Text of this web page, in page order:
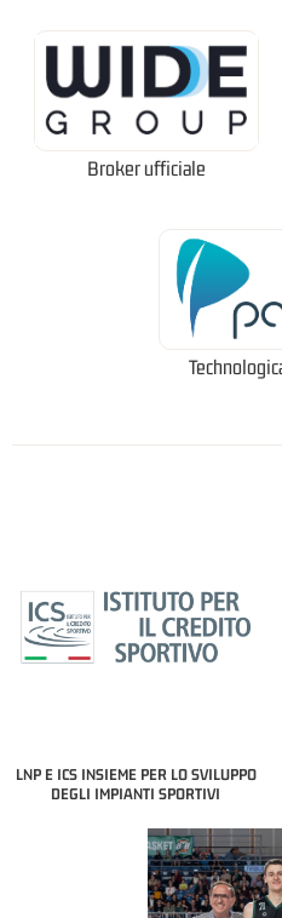
Broker ufficiale
LNP E ICS INSIEME PER LO SVILUPPO
DEGLI IMPIANTI SPORTIVI